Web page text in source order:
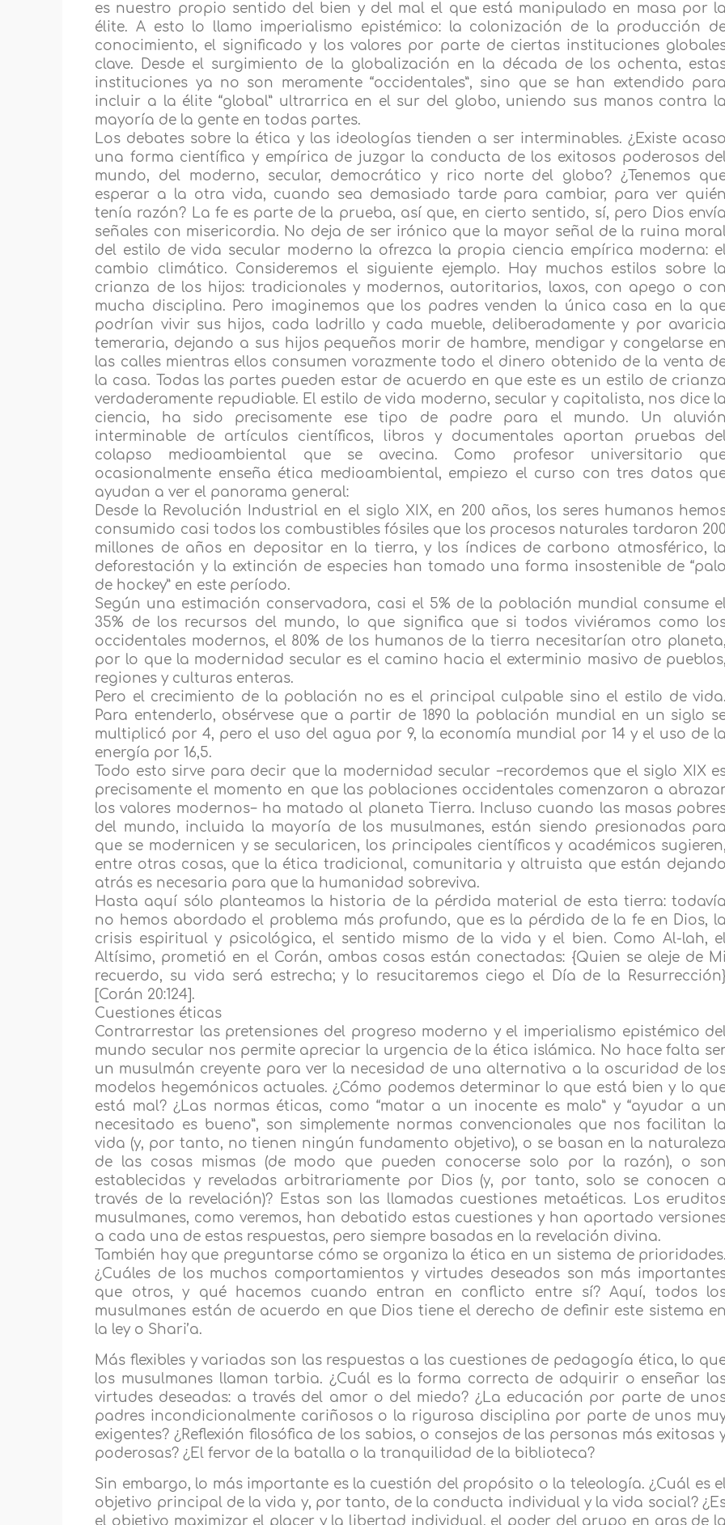
es nuestro propio sentido del bien y del mal el que está manipulado en masa por la
élite. A esto lo llamo imperialismo epistémico: la colonización de la producción
conocimiento, el significado y los valores por parte de ciertas instituciones
clave. Desde el surgimiento de la globalización en la década de los ochenta,
instituciones ya no son meramente “occidentales”, sino que se han extendido para
incluir a la élite “global” ultrarrica en el sur del globo, uniendo sus manos contra la
mayoría de la gente en todas partes.
Los debates sobre la ética y las ideologías tienden a ser interminables. ¿Existe acaso
una forma científica y empírica de juzgar la conducta de los exitosos poderosos
mundo, del moderno, secular, democrático y rico norte del globo? ¿Tenemos
esperar a la otra vida, cuando sea demasiado tarde para cambiar, para ver quién
tenía razón? La fe es parte de la prueba, así que, en cierto sentido, sí, pero Dios envía
señales con misericordia. No deja de ser irónico que la mayor señal de la ruina
del estilo de vida secular moderno la ofrezca la propia ciencia empírica moderna:
cambio climático. Consideremos el siguiente ejemplo. Hay muchos estilos sobre la
crianza de los hijos: tradicionales y modernos, autoritarios, laxos, con apego o con
mucha disciplina. Pero imaginemos que los padres venden la única casa en la
podrían vivir sus hijos, cada ladrillo y cada mueble, deliberadamente y por avaricia
temeraria, dejando a sus hijos pequeños morir de hambre, mendigar y congelarse en
las calles mientras ellos consumen vorazmente todo el dinero obtenido de la venta
la casa. Todas las partes pueden estar de acuerdo en que este es un estilo de crianza
verdaderamente repudiable. El estilo de vida moderno, secular y capitalista, nos dice la
ciencia, ha sido precisamente ese tipo de padre para el mundo. Un aluvión
interminable de artículos científicos, libros y documentales aportan pruebas
colapso medioambiental que se avecina. Como profesor universitario
ocasionalmente enseña ética medioambiental, empiezo el curso con tres datos
ayudan a ver el panorama general:
Desde la Revolución Industrial en el siglo XIX, en 200 años, los seres humanos
consumido casi todos los combustibles fósiles que los procesos naturales tardaron 200
millones de años en depositar en la tierra, y los índices de carbono atmosférico, la
deforestación y la extinción de especies han tomado una forma insostenible de “palo
de hockey” en este período.
Según una estimación conservadora, casi el 5% de la población mundial consume
35% de los recursos del mundo, lo que significa que si todos viviéramos como
occidentales modernos, el 80% de los humanos de la tierra necesitarían otro planeta,
por lo que la modernidad secular es el camino hacia el exterminio masivo de pueblos,
regiones y culturas enteras.
Pero el crecimiento de la población no es el principal culpable sino el estilo de vida.
Para entenderlo, obsérvese que a partir de 1890 la población mundial en un siglo
multiplicó por 4, pero el uso del agua por 9, la economía mundial por 14 y el uso de la
energía por 16,5.
Todo esto sirve para decir que la modernidad secular −recordemos que el siglo XIX
precisamente el momento en que las poblaciones occidentales comenzaron a abrazar
los valores modernos− ha matado al planeta Tierra. Incluso cuando las masas
del mundo, incluida la mayoría de los musulmanes, están siendo presionadas para
que se modernicen y se secularicen, los principales científicos y académicos sugieren,
entre otras cosas, que la ética tradicional, comunitaria y altruista que están dejando
atrás es necesaria para que la humanidad sobreviva.
Hasta aquí sólo planteamos la historia de la pérdida material de esta tierra: todavía
no hemos abordado el problema más profundo, que es la pérdida de la fe en Dios, la
crisis espiritual y psicológica, el sentido mismo de la vida y el bien. Como Al-lah,
Altísimo, prometió en el Corán, ambas cosas están conectadas: {Quien se aleje de Mi
recuerdo, su vida será estrecha; y lo resucitaremos ciego el Día de la
[Corán 20:124].
Cuestiones éticas
Contrarrestar las pretensiones del progreso moderno y el imperialismo epistémico
mundo secular nos permite apreciar la urgencia de la ética islámica. No hace falta ser
un musulmán creyente para ver la necesidad de una alternativa a la oscuridad de
modelos hegemónicos actuales. ¿Cómo podemos determinar lo que está bien y lo
está mal? ¿Las normas éticas, como “matar a un inocente es malo” y “ayudar a un
necesitado es bueno”, son simplemente normas convencionales que nos facilitan la
vida (y, por tanto, no tienen ningún fundamento objetivo), o se basan en la naturaleza
de las cosas mismas (de modo que pueden conocerse solo por la razón), o son
establecidas y reveladas arbitrariamente por Dios (y, por tanto, solo se conocen a
través de la revelación)? Estas son las llamadas cuestiones metaéticas. Los
musulmanes, como veremos, han debatido estas cuestiones y han aportado
a cada una de estas respuestas, pero siempre basadas en la revelación divina.
También hay que preguntarse cómo se organiza la ética en un sistema de prioridades.
¿Cuáles de los muchos comportamientos y virtudes deseados son más
que otros, y qué hacemos cuando entran en conflicto entre sí? Aquí, todos
musulmanes están de acuerdo en que Dios tiene el derecho de definir este sistema en
la ley o Shari’a.
Más flexibles y variadas son las respuestas a las cuestiones de pedagogía ética, lo
los musulmanes llaman tarbia. ¿Cuál es la forma correcta de adquirir o enseñar
virtudes deseadas: a través del amor o del miedo? ¿La educación por parte de
padres incondicionalmente cariñosos o la rigurosa disciplina por parte de unos
exigentes? ¿Reflexión filosófica de los sabios, o consejos de las personas más exitosas
poderosas? ¿El fervor de la batalla o la tranquilidad de la biblioteca?
Sin embargo, lo más importante es la cuestión del propósito o la teleología. ¿Cuál es
objetivo principal de la vida y, por tanto, de la conducta individual y la vida social?
el objetivo maximizar el placer y la libertad individual, el poder del grupo en aras de la